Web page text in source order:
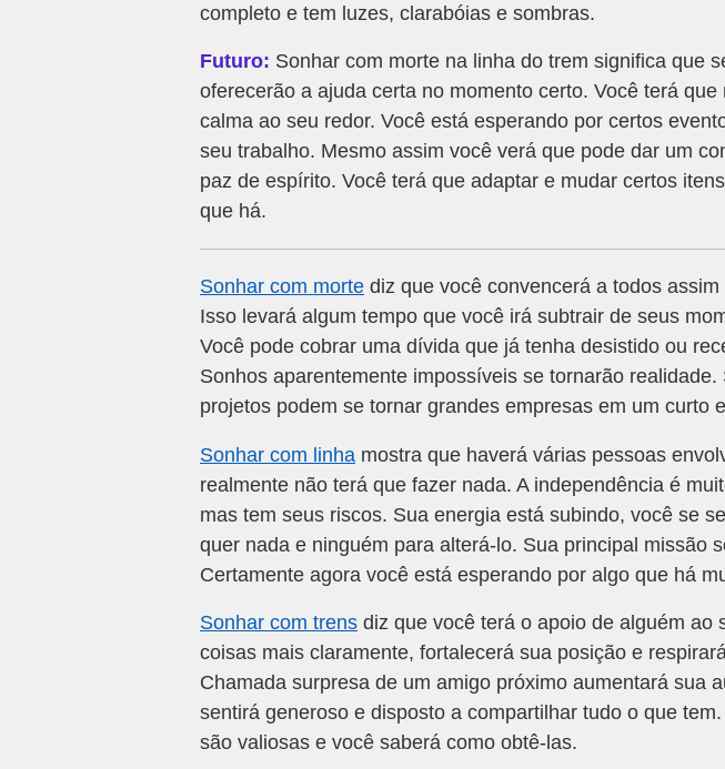
completo e tem luzes, clarabóias e sombras.
Futuro: Sonhar com morte na linha do trem significa que
oferecerão a ajuda certa no momento certo. Você terá
calma ao seu redor. Você está esperando por certos
seu trabalho. Mesmo assim você verá que pode dar um
paz de espírito. Você terá que adaptar e mudar certos
que há.
Sonhar com morte diz que você convencerá a todos
Isso levará algum tempo que você irá subtrair de seus
Você pode cobrar uma dívida que já tenha desistido ou
Sonhos aparentemente impossíveis se tornarão realidade.
projetos podem se tornar grandes empresas em um curto
Sonhar com linha mostra que haverá várias pessoas
realmente não terá que fazer nada. A independência é
mas tem seus riscos. Sua energia está subindo, você se
quer nada e ninguém para alterá-lo. Sua principal missão
Certamente agora você está esperando por algo que há
Sonhar com trens diz que você terá o apoio de alguém ao
coisas mais claramente, fortalecerá sua posição e
Chamada surpresa de um amigo próximo aumentará sua
sentirá generoso e disposto a compartilhar tudo o que
são valiosas e você saberá como obtê-las.